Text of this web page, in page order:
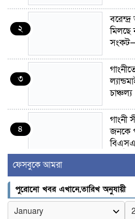
২
মিলছে
৩
চাঞ্চল্য
৪
গাংনী
জনকে
ব্যর্থ
৫
ইবির
কাছে
ও আতঙ্ক
ফেসবুকে আমরা
পুরোনো খবর এখানে,তারিখ অনুযায়ী